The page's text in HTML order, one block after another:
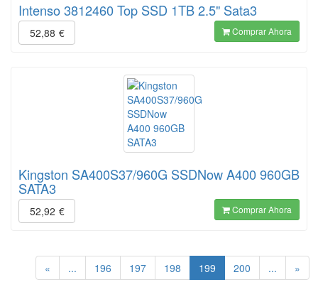
Intenso 3812460 Top SSD 1TB 2.5" Sata3
52,88 € Comprar Ahora
Kingston SA400S37/960G SSDNow A400 960GB
SATA3
52,92 € Comprar Ahora
« ... 196 197 198 199 (current)
200 ...
»